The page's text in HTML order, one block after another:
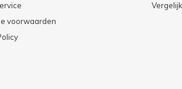
voorwaarden